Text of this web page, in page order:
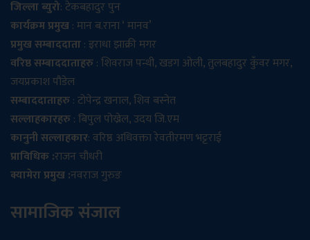
जिल्ला ब्युरो: टेकबहादुर पुन
कार्यक्रम प्रमुख: मान ब.राना ‘ मानव’
प्रमुख सम्बाददाता: इराधा झाक्री मगर
वरिष्ठ सम्बाददाताहरु: शिवराज पन्थी, खडग ओली, तुलबहादुर कुँवर मगर,
जयप्रकाश पौडेल
सम्बाददाताहरु: टोपेन्द्र खनाल, शिव बस्नेत
सल्लाहकारहरु: बिपुल पोख्रेल, उदय जि.एम
कानुनी सल्लाहकार: वरिष्ठ अधिवक्ता रेवतीरमण भट्टराई
प्राविधिक :राजन चौधरी
क्यामेरा प्रमुख :नवराज गुरुङ
सामाजिक संजाल